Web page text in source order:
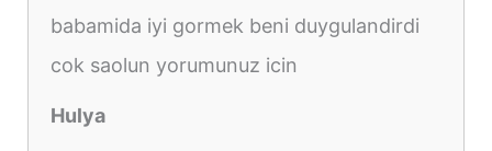
babamida iyi gormek beni duygulandirdi
cok saolun yorumunuz icin
Hulya